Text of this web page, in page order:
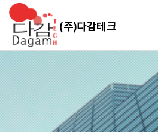
(주)다감테크